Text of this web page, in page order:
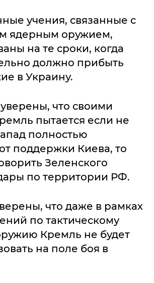
учения, связанные с
ядерным оружием,
на те сроки, когда
должно прибыть
в Украину.
что своими
пытается если не
полностью
от поддержки Киева, то
Зеленского
по территории РФ.
что даже в рамках
по тактическому
Кремль не будет
на поле боя в